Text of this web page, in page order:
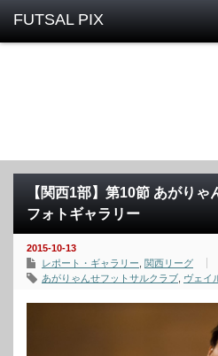
【関西1部】第10節 あがりゃ
フォトギャラリー
2015-10-13
レポート・ギャラリー 関西リーグ
あがりゃんせフットサルクラブ ヴェイ